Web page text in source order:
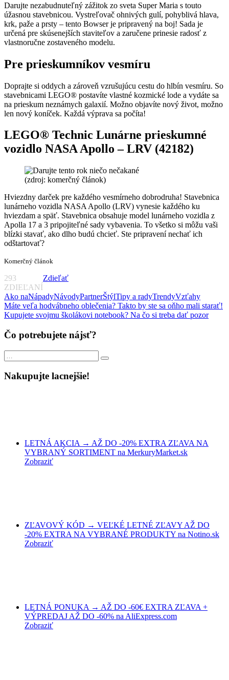
Darujte nezabudnuteľný zážitok zo sveta Super Maria s touto
úžasnou stavebnicou. Vystreľovač ohnivých gulí, pohyblivá hlava,
krk, paže a prsty – tento Bowser je pripravený na boj! Sada je
určená pre skúsenejších staviteľov a zaručene prinesie radosť z
vlastnoručne zostaveného modelu.
Pre prieskumníkov vesmíru
Doprajte si oddych a zároveň vzrušujúcu cestu do hlbín vesmíru. So
stavebnicami LEGO® postavíte vlastné kozmické lode a vydáte sa
na prieskum neznámych galaxií. Možno objavíte nový život, možno
len nový koníček. Každá výprava sa počíta!
LEGO® Technic Lunárne prieskumné
vozidlo NASA Apollo – LRV (42182)
(zdroj: komerčný článok)
Hviezdny darček pre každého vesmírneho dobrodruha! Stavebnica
lunárneho vozidla NASA Apollo (LRV) vynesie každého ku
hviezdam a späť. Stavebnica obsahuje model lunárneho vozidla z
Apolla 17 a 3 pripojiteľné sady vybavenia. To všetko si môžu vaši
blízki stavať, ako dlho budú chcieť. Ste pripravení nechať ich
odštartovať?
Komerčný článok
293
ZDIEĽANÍ
Zdieľať
Ako naNápadyNávodyPartnerŠtýlTipy a radyTrendyVzťahy
Navigácia
v
článku
Previous
Post:
Máte veľa hodvábneho oblečenia? Takto by ste sa oňho mali starať!
Next
Kupujete svojmu školákovi notebook? Na čo si treba dať pozor
Čo potrebujete nájsť?
for:
Search
Nakupujte lacnejšie!
LETNÁ AKCIA → AŽ DO -20% EXTRA ZĽAVA NA
VYBRANÝ SORTIMENT na MerkuryMarket.sk
Zobraziť
ZĽAVOVÝ KÓD → VEĽKÉ LETNÉ ZĽAVY AŽ DO
-20% EXTRA NA VYBRANÉ PRODUKTY na Notino.sk
Zobraziť
LETNÁ PONUKA → AŽ DO -60€ EXTRA ZĽAVA +
VÝPREDAJ AŽ DO -60% na AliExpress.com
Zobraziť